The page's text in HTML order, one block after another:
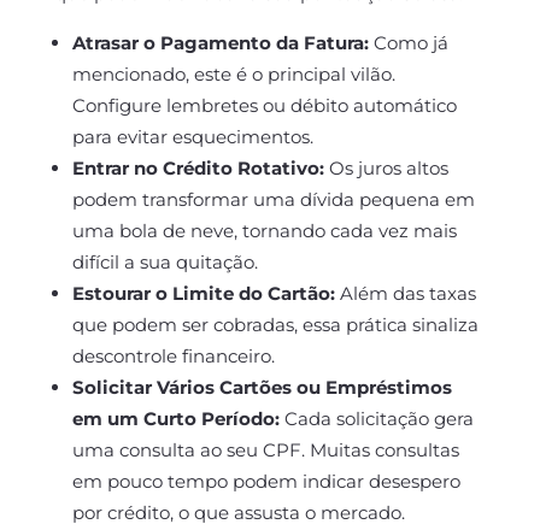
Atrasar o Pagamento da Fatura:Como já
mencionado, este é o principal vilão.
Configure lembretes ou débito automático
para evitar esquecimentos.
Entrar no Crédito Rotativo:Os juros altos
podem transformar uma dívida pequena em
uma bola de neve, tornando cada vez mais
difícil a sua quitação.
Estourar o Limite do Cartão:Além das taxas
que podem ser cobradas, essa prática sinaliza
descontrole financeiro.
Solicitar Vários Cartões ou Empréstimos
em um Curto Período:Cada solicitação gera
uma consulta ao seu CPF. Muitas consultas
em pouco tempo podem indicar desespero
por crédito, o que assusta o mercado.